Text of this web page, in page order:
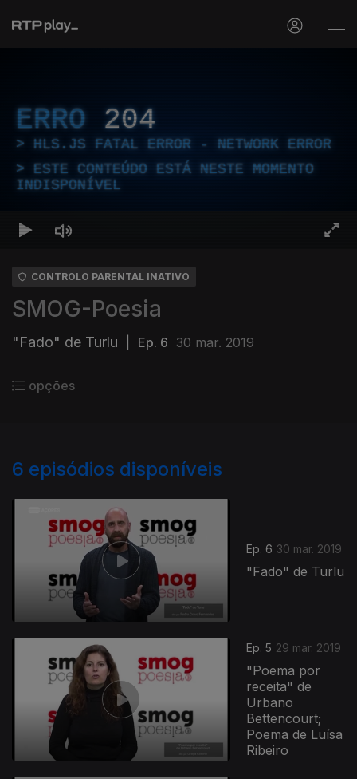
ERRO 204
HLS.JS FATAL ERROR - NETWORK ERROR
ESTE CONTEÚDO ESTÁ NESTE MOMENTO
INDISPONÍVEL
CONTROLO PARENTAL INATIVO
SMOG-Poesia
"Fado" de Turlu Ep. 6 30 mar. 2019
opções
6 episódios disponíveis
Ep. 6 30 mar. 2019
"Fado" de Turlu
Ep. 5 29 mar. 2019
"Poema por
receita" de
Urbano
Bettencourt;
Poema de Luísa
Ribeiro